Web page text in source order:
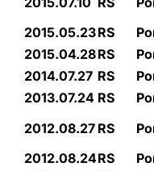
2015.05.23RS
2015.04.28RS
2014.07.27 RS
2013.07.24 RS
2012.08.27 RS
2012.08.24RS